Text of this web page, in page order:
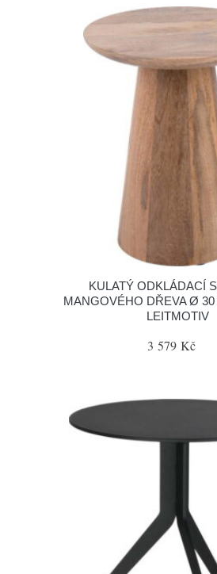
KULATÝ ODKLÁDACÍ
MANGOVÉHO DŘEVA Ø
LEITMOTIV
3 579 Kč